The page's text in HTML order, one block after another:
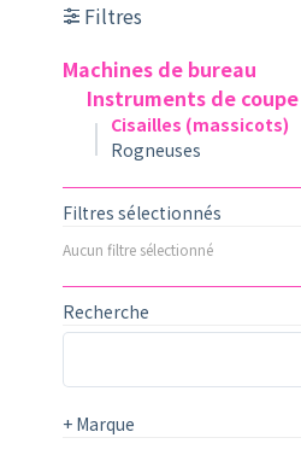
Filtres
Machines de bureau
Instruments de coupe
Cisailles (massicots)
Rogneuses
Filtres sélectionnés
Aucun filtre sélectionné
Recherche
+ Marque